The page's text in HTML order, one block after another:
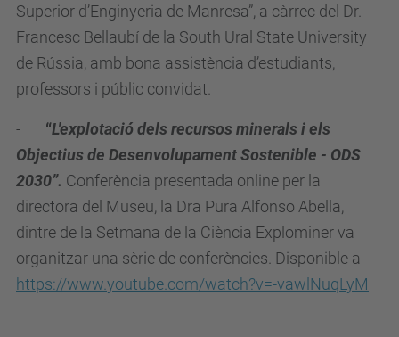
Superior d’Enginyeria de Manresa”, a càrrec del Dr.
Francesc Bellaubí de la South Ural State University
de Rússia, amb bona assistència d’estudiants,
professors i públic convidat.
- “L'explotació dels recursos minerals i els
Objectius de Desenvolupament Sostenible - ODS
2030”. Conferència presentada online per la
directora del Museu, la Dra Pura Alfonso Abella,
dintre de la Setmana de la Ciència Explominer va
organitzar una sèrie de conferències. Disponible a
https://www.youtube.com/watch?v=-vawlNuqLyM